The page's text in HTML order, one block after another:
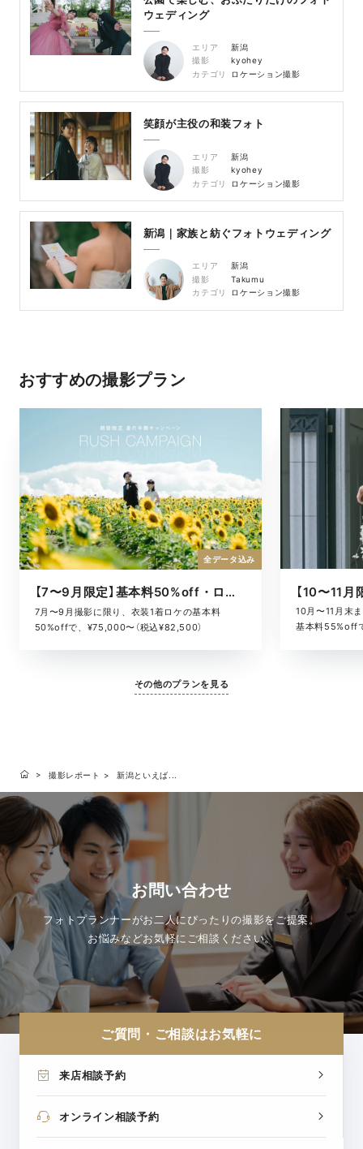
ウェディング
エリア
新潟
撮影
kyohey
カテゴリ
ロケーション撮影
笑顔が主役の和装フォト
エリア
新潟
撮影
kyohey
カテゴリ
ロケーション撮影
新潟｜家族と紡ぐフォトウェディング
エリア
新潟
撮影
Takumu
カテゴリ
ロケーション撮影
おすすめの撮影プラン
【7〜9月限定】基本料50%off・ロケキャンペーン
7月〜9月撮影に限り、衣装1着ロケの基本料
50%offで、¥75,000〜（税込¥82,500）
全データ込み
10月〜11月末
基本料55%off
その他のプランを見る
撮影レポート 新潟といえば...
お問い合わせ
フォトプランナーがお二人にぴったりの撮影をご提案。
お悩みなどお気軽にご相談ください。
ご質問・ご相談はお気軽に
来店相談予約
オンライン相談予約